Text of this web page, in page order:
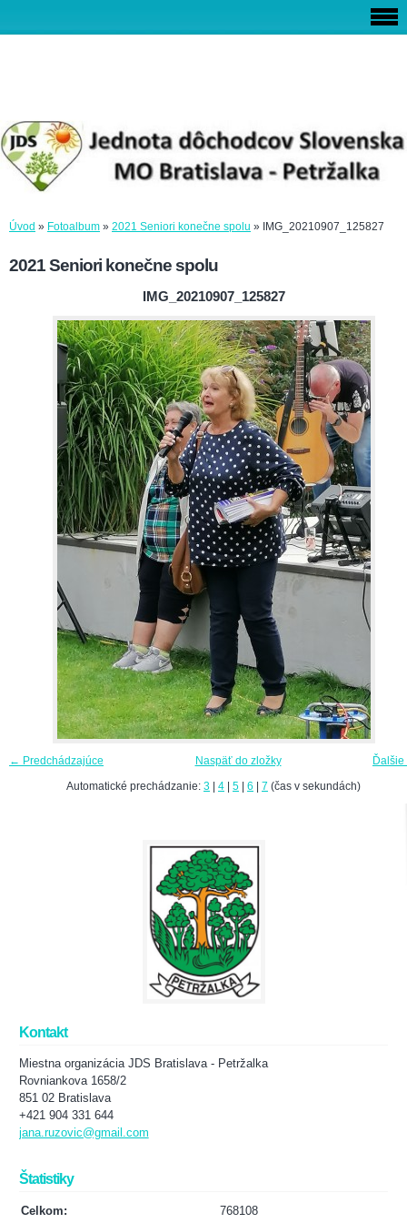
Úvod » Fotoalbum » 2021 Seniori konečne spolu » IMG_20210907_125827
2021 Seniori konečne spolu
IMG_20210907_125827
← Predchádzajúce
Naspäť do zložky
Automatické prechádzanie: 3 4 5 6 7 (čas v sekundách)
Kontakt
Miestna organizácia JDS Bratislava - Petržalka
Rovniankova 1658/2
851 02 Bratislava
+421 904 331 644
jana.ruzovic@gmail.com
Štatistiky
Celkom: 768108